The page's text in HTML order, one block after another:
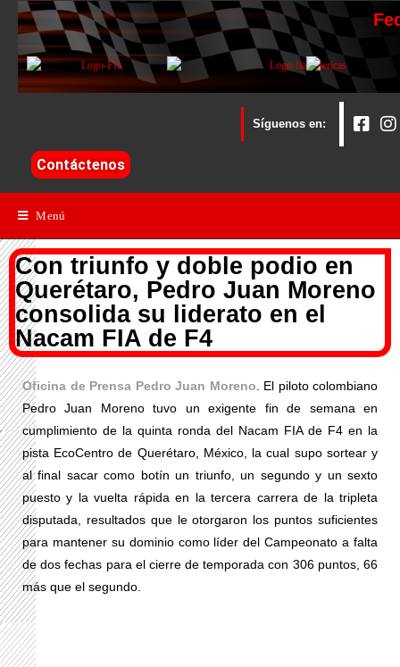
Síguenos en:
Contáctenos
Menú
Con triunfo y doble podio en
Querétaro, Pedro Juan Moreno
consolida su liderato en el
Nacam FIA de F4
Oficina de Prensa Pedro Juan Moreno . El piloto colombiano
Pedro Juan Moreno tuvo un exigente fin de semana en
cumplimiento de la quinta ronda del Nacam FIA de F4 en la
pista EcoCentro de Querétaro, México, la cual supo sortear y
al final sacar como botín un triunfo, un segundo y un sexto
puesto y la vuelta rápida en la tercera carrera de la tripleta
disputada, resultados que le otorgaron los puntos suficientes
para mantener su dominio como líder del Campeonato a falta
de dos fechas para el cierre de temporada con 306 puntos, 66
más que el segundo.